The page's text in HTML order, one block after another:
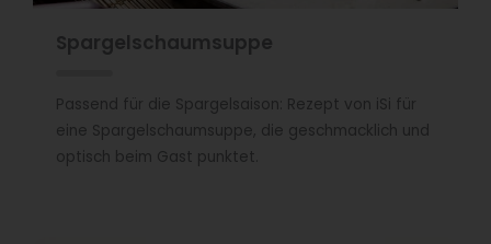
Spargelschaumsuppe
Passend für die Spargelsaison: Rezept von iSi für
eine Spargelschaumsuppe, die geschmacklich und
optisch beim Gast punktet.